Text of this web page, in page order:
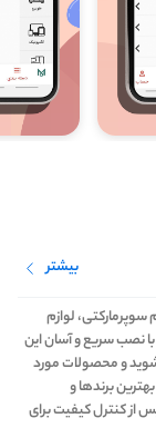
بیشتر
لوازم
نصب سریع و آسان این
شوید و محصولات مورد
برندها و
از کنترل کیفیت برای